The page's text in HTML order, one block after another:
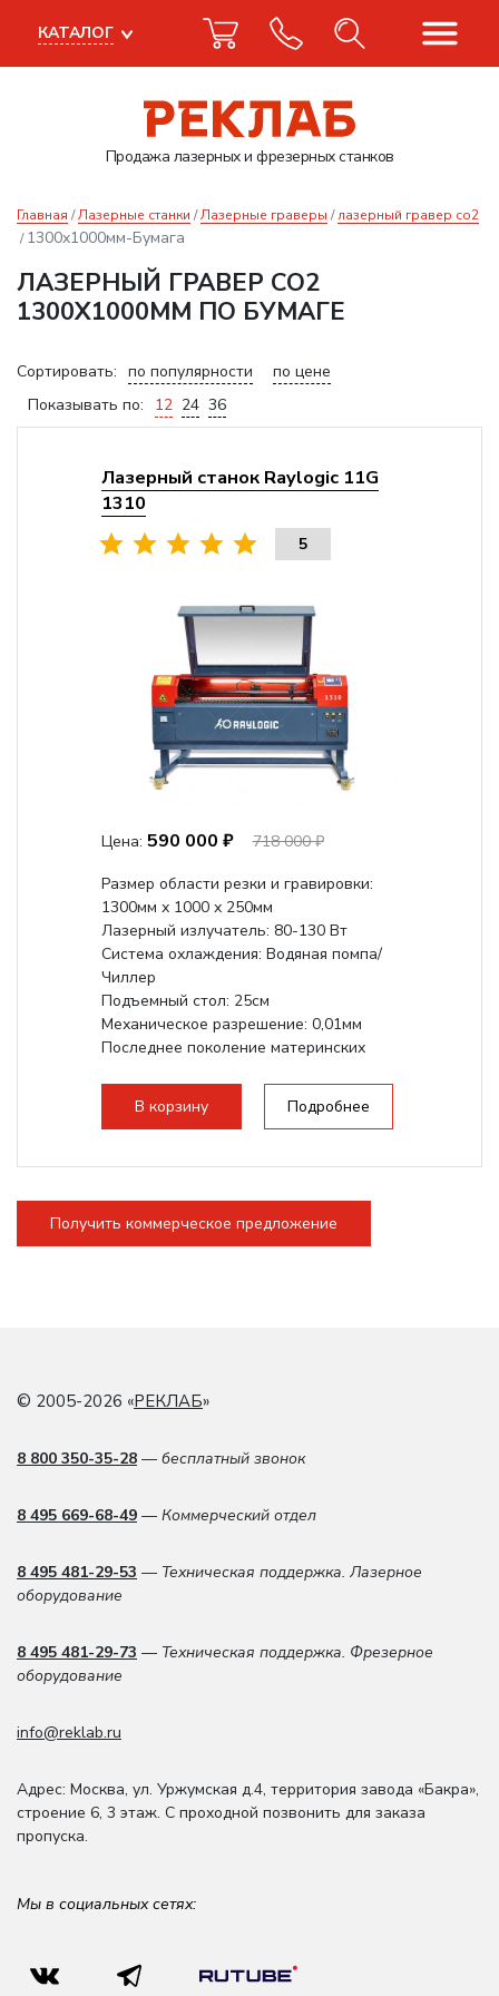
Продажа лазерныхи фрезерных станков
КАТАЛОГ
Главная Лазерные станки Лазерные граверы лазерный гравер co2
1300x1000мм-Бумага
ЛАЗЕРНЫЙ ГРАВЕР CO2
1300X1000ММ ПО БУМАГЕ
Сортировать: по популярности
по цене
Показывать по:
12 24 36
Лазерный станок Raylogic 11G
1310
5
Цена: 590 000 ₽
718 000 ₽
Размер области резки и гравировки:
1300мм х 1000 х 250мм
Лазерный излучатель: 80-130 Вт
Система охлаждения: Водяная помпа/
Чиллер
Подъемный стол: 25см
Механическое разрешение: 0,01мм
Последнее поколение материнских
В корзину Подробнее
Получить коммерческое предложение
© 2005-2026 «РЕКЛАБ»
8 800 350-35-28 — бесплатный звонок
8 495 669-68-49 — Коммерческий отдел
8 495 481-29-53 — Техническая поддержка. Лазерное
оборудование
8 495 481-29-73 — Техническая поддержка. Фрезерное
оборудование
info@reklab.ru
Адрес: Москва, ул. Уржумская д.4, территория завода «Бакра»,
строение 6, 3 этаж. С проходной позвонить для заказа
пропуска.
Мы в социальных сетях: